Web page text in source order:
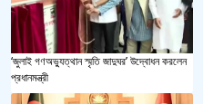
‘জুলাই গণঅভ্যুত্থান স্মৃতি জাদুঘর’ উদ্বোধন করলেন
প্রধানমন্ত্রী